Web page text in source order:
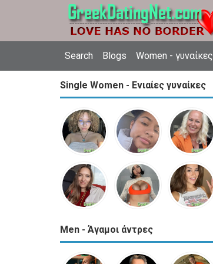
Search Blogs Women - γυναίκες
Single Women - Ενιαίες γυναίκες
Men - Άγαμοι άντρες